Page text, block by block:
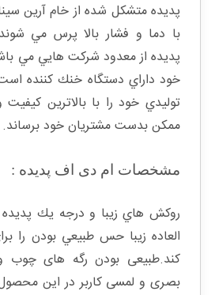
پديده متشكل شده از خام آرين
با دما و فشار بالا پرس مي
پديده از معدود شركت هايي مي
خود داراي دستگاه خنك كننده
توليدي خود را با بالاترين
ممكن بدست مشتريان خود برساند.
مشخصات ام دی اف پدیده :
روكش هاي زيبا و درجه يك
العاده زيبا حس طبيعي بودن را
كند.طبیعی بودن رگه های
بصری و لمسی کاربر در این